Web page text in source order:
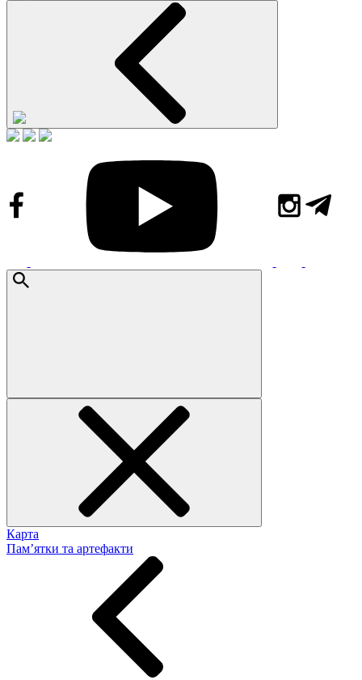
Карта
Пам’ятки та артефакти